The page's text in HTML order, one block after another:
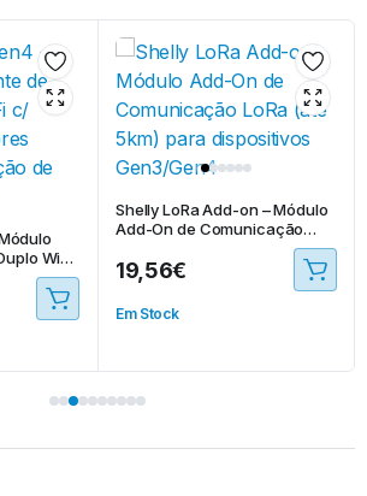
Wi-Fi
Shelly LoRa Add-on – Módulo
Add-On de Comunicação
dispositivos Gen3/Gen4
19,56€
Em Stock